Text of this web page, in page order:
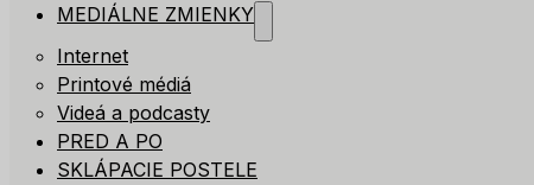
MEDIÁLNE ZMIENKY
Internet
Printové médiá
Videá a podcasty
PRED A PO
SKLÁPACIE POSTELE